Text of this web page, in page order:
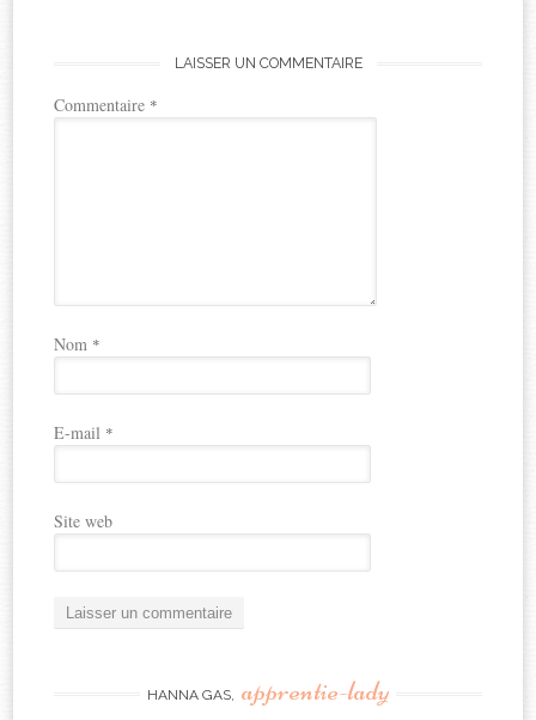
LAISSER UN COMMENTAIRE
Commentaire *
Nom *
E-mail *
Site web
HANNA GAS, apprentie-lady